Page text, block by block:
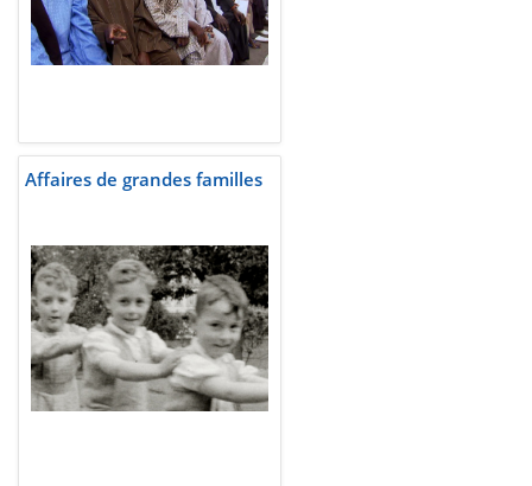
Affaires de grandes familles